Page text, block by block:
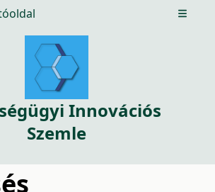
Open
Innovációs
Szemle